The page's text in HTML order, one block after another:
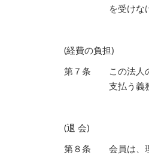
を受けな
(経費の負担)
第７条
この法人
支払う義
(退 会)
第８条
会員は、